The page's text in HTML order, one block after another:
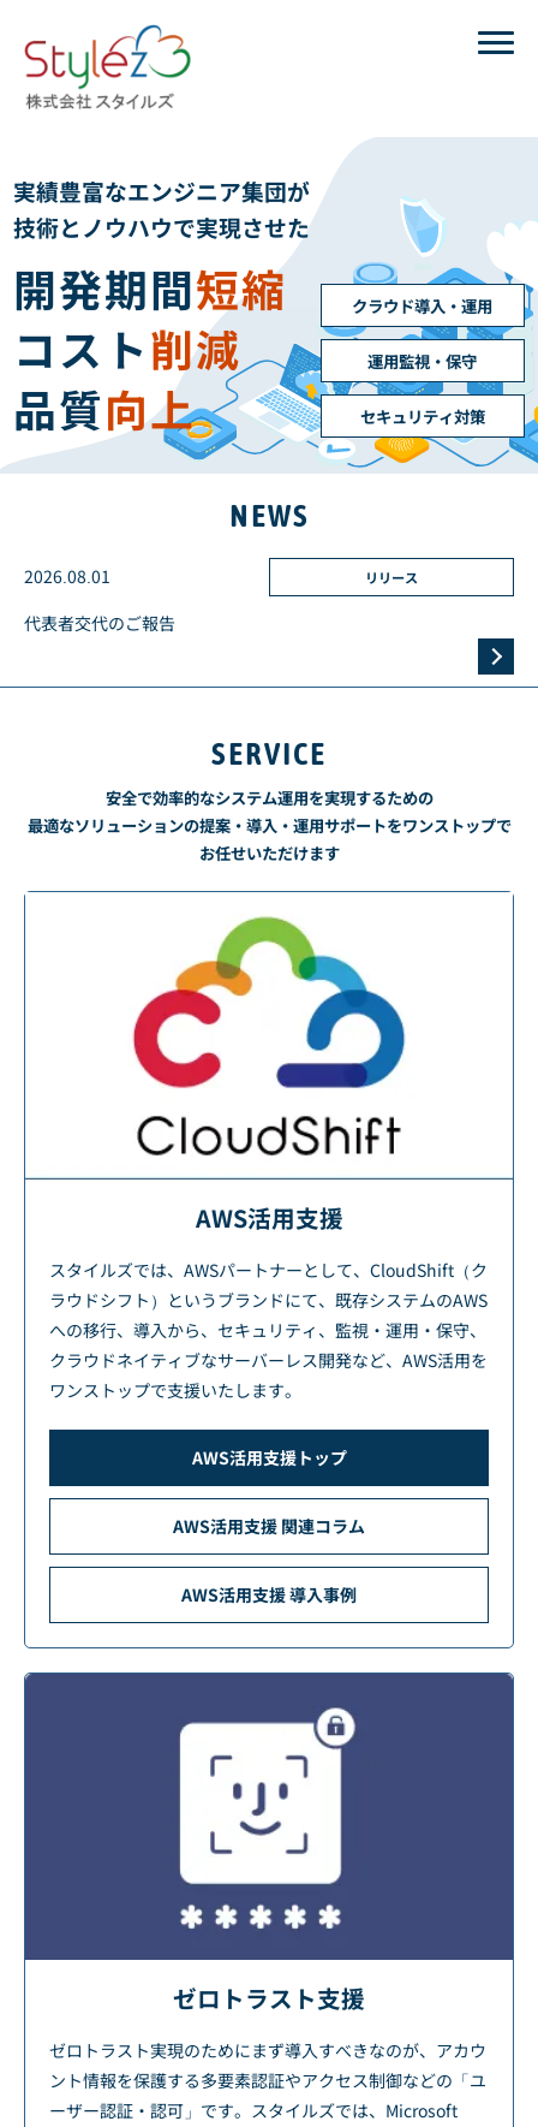
クラウド導入・運用
運用監視・保守
セキュリティ対策
実績豊富なエンジニア集団が
技術とノウハウで実現させた
開発期間短縮
コスト削減
品質向上
NEWS
2026.08.01 リリース
代表者交代のご報告
SERVICE
安全で効率的なシステム運用を実現するための
最適なソリューションの提案・導入・運用サポートをワンストップで
お任せいただけます
AWS活用支援
スタイルズでは、AWSパートナーとして、CloudShift（ク
ラウドシフト）というブランドにて、既存システムのAWS
への移行、導入から、セキュリティ、監視・運用・保守、
クラウドネイティブなサーバーレス開発など、AWS活用を
ワンストップで支援いたします。
AWS活用支援トップ
AWS活用支援 関連コラム
AWS活用支援 導入事例
ゼロトラスト支援
ゼロトラスト実現のためにまず導入すべきなのが、アカウ
ント情報を保護する多要素認証やアクセス制御などの「ユ
ーザー認証・認可」です。スタイルズでは、Microsoft